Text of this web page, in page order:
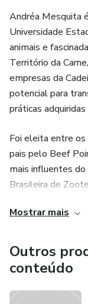
Andréa Mesquita
Universidade
animais e
Território da
empresas da
potencial para
práticas
Foi eleita entre
pais pelo Beef
mais influentes
Brasileira de
Começou sua
em mais de 40
desafio de
premium
D.O.C. e 4.8.1. Lá
Mostrar mais
Outros
conteúdo